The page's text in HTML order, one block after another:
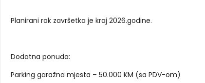
Planirani rok završetka je kraj 2026.godine.
Dodatna ponuda:
Parking garažna mjesta – 50.000 KM (sa PDV-om)